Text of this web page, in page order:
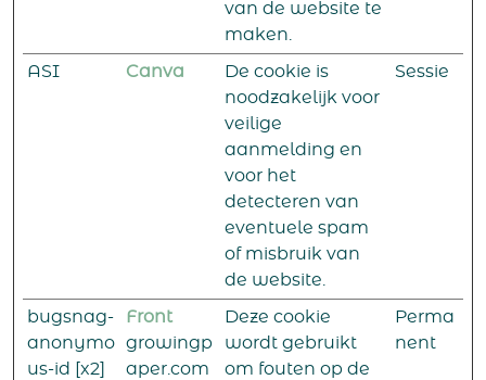
van de website te
maken.
ASI Canva
De cookie is
noodzakelijk voor
veilige
aanmelding en
voor het
detecteren van
eventuele spam
of misbruik van
de website.
Sessie
bugsnag-
anonymo
us-id [x2]
Front
growingp
aper.com
Deze cookie
wordt gebruikt
om fouten op de
Perma
nent